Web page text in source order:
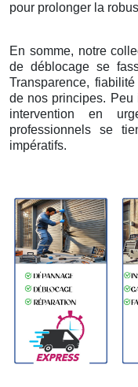
pour prolonger la
En somme, notre
de déblocage se
Transparence,
de nos principes. Peu
intervention en
professionnels se
impératifs.